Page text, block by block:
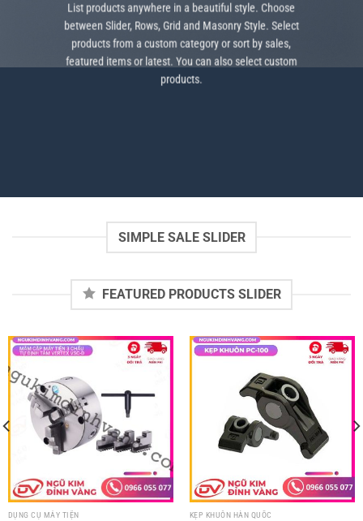
List products anywhere in a beautiful style. Choose
between Slider, Rows, Grid and Masonry Style. Select
products from a custom category or sort by sales,
featured items or latest. You can also select custom
products.
SIMPLE SALE SLIDER
FEATURED PRODUCTS SLIDER
DỤNG CỤ MÁY TIỆN KẸP KHUÔN HÀN QUỐC